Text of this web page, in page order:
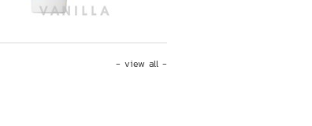
- view all -